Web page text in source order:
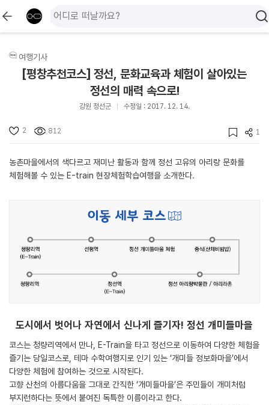
여행기사
[평창추천코스] 정선, 문화교육과 체험이 살아있는
정선의 매력 속으로!
강원 정선군 수정일 : 2017. 12. 14.
2 812 1
농촌마을에서의 색다르고 재미난 활동과 함께 정선 고유의 아리랑 문화를
체험해볼 수 있는 E-train 현장체험학습여행을 소개한다.
도시에서 벗어나 자연에서 신나게 즐기자! 정선 개미들마을
코스는 청량리역에서 만나, E-Train을 타고 정선으로 이동하여 다양한 체험을
즐기는 당일코스로, 테마 수학여행지로 인기 있는 ‘개미들 정보화마을’에서
다양한 체험에 참여하는 것으로 시작된다.
고향 산천의 아름다움을 그대로 간직한 ‘개미들마을’은 주민들이 개미처럼
부지런하다는 뜻에서 붙여진 독특한 이름이라고 한다.